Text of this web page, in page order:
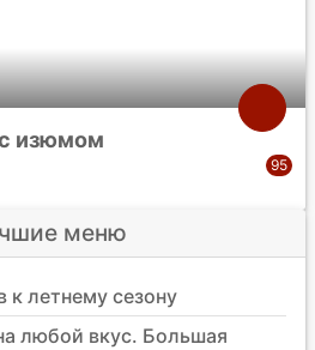
изюмом
меню
к летнему сезону
любой вкус. Большая